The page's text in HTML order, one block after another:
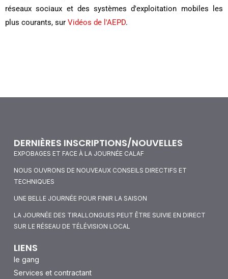
réseaux sociaux et des systèmes d'exploitation mobiles les
plus courants, sur Vidéos de l'AEPD.
DERNIÈRES INSCRIPTIONS/NOUVELLES
EXPOBAGES ET FACE À LA JOURNÉE CALAF
NOUS OUVRONS DE NOUVEAUX CONSEILS DIRECTIFS ET
TECHNIQUES
UNE BELLE JOURNÉE POUR FINIR LA SAISON
LA JOURNÉE DES TIRALLONGUES PEUT ÊTRE SUIVIE EN DIRECT
SUR LE RÉSEAU DE TÉLÉVISION LOCAL
LIENS
le gang
Services et contractant